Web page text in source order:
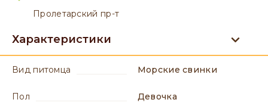
Пролетарский пр-т
Характеристики
вид питомца Морские свинки
пол девочка